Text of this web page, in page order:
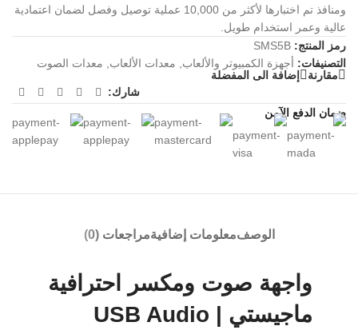
ومنافذ تم اختبارها لأكثر من 10,000 عملية توصيل وفصل لضمان اعتمادية
عالية وعمر استخدام طويل.
رمز المنتج: SMS5B
التصنيفات: أجهزة الكمبيوتر والألعاب, معدات الألعاب, معدات الصوت
مقارنة
إضافة الى المفضلة
شارك:
ضمان الدفع الآمن
الوصفمعلومات إضافيةمراجعات (0)
واجهة صوت ومكسر احترافية
ماجيستي | USB Audio